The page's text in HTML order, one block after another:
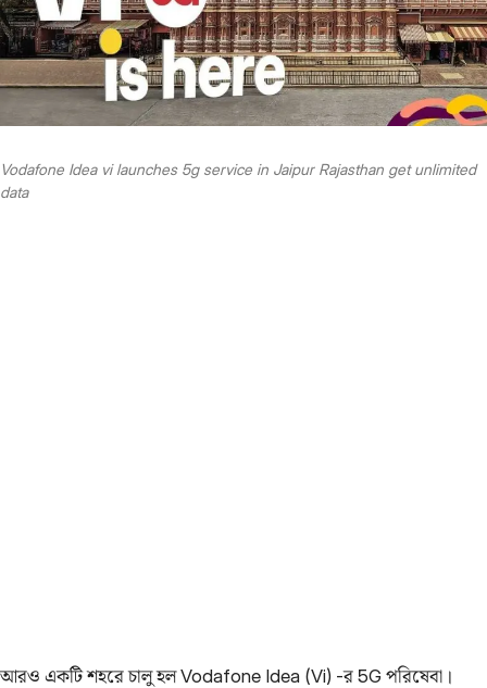
Vodafone Idea vi launches 5g service in Jaipur Rajasthan get unlimited
data
আরও একটি শহরে চালু হল Vodafone Idea (Vi) -র 5G পরিষেবা।